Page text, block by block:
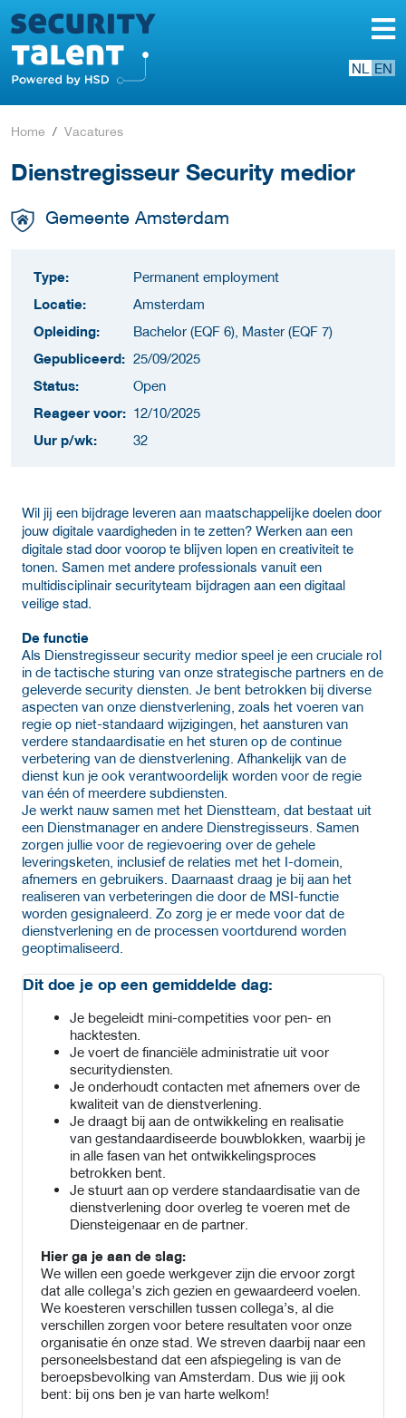
NL EN
Home Vacatures
Dienstregisseur Security medior
Gemeente Amsterdam
Type:
Permanent employment
Locatie:
Amsterdam
Opleiding:
Bachelor (EQF 6), Master (EQF 7)
Gepubliceerd: 25/09/2025
Status:
Open
Reageer voor: 12/10/2025
Uur p/wk:
32
Wil jij een bijdrage leveren aan maatschappelijke doelen door
jouw digitale vaardigheden in te zetten? Werken aan een
digitale stad door voorop te blijven lopen en creativiteit te
tonen. Samen met andere professionals vanuit een
multidisciplinair securityteam bijdragen aan een digitaal
veilige stad.
De functie
Als Dienstregisseur security medior speel je een cruciale rol
in de tactische sturing van onze strategische partners en de
geleverde security diensten. Je bent betrokken bij diverse
aspecten van onze dienstverlening, zoals het voeren van
regie op niet-standaard wijzigingen, het aansturen van
verdere standaardisatie en het sturen op de continue
verbetering van de dienstverlening. Afhankelijk van de
dienst kun je ook verantwoordelijk worden voor de regie
van één of meerdere subdiensten.
Je werkt nauw samen met het Dienstteam, dat bestaat uit
een Dienstmanager en andere Dienstregisseurs. Samen
zorgen jullie voor de regievoering over de gehele
leveringsketen, inclusief de relaties met het I-domein,
afnemers en gebruikers. Daarnaast draag je bij aan het
realiseren van verbeteringen die door de MSI-functie
worden gesignaleerd. Zo zorg je er mede voor dat de
dienstverlening en de processen voortdurend worden
geoptimaliseerd.
Dit doe je op een gemiddelde dag:
Je begeleidt mini-competities voor pen- en
hacktesten.
Je voert de financiële administratie uit voor
securitydiensten.
Je onderhoudt contacten met afnemers over de
kwaliteit van de dienstverlening.
Je draagt bij aan de ontwikkeling en realisatie
van gestandaardiseerde bouwblokken, waarbij je
in alle fasen van het ontwikkelingsproces
betrokken bent.
Je stuurt aan op verdere standaardisatie van de
dienstverlening door overleg te voeren met de
Diensteigenaar en de partner.
Hier ga je aan de slag:
We willen een goede werkgever zijn die ervoor zorgt
dat alle collega’s zich gezien en gewaardeerd voelen.
We koesteren verschillen tussen collega’s, al die
verschillen zorgen voor betere resultaten voor onze
organisatie én onze stad. We streven daarbij naar een
personeelsbestand dat een afspiegeling is van de
beroepsbevolking van Amsterdam. Dus wie jij ook
bent: bij ons ben je van harte welkom!